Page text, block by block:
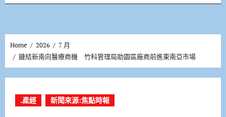
Home 2026
7 月
鏈結新南向醫療商機 竹科管理局助園區廠商前進東南亞市場
.產經 新聞來源:焦點時報